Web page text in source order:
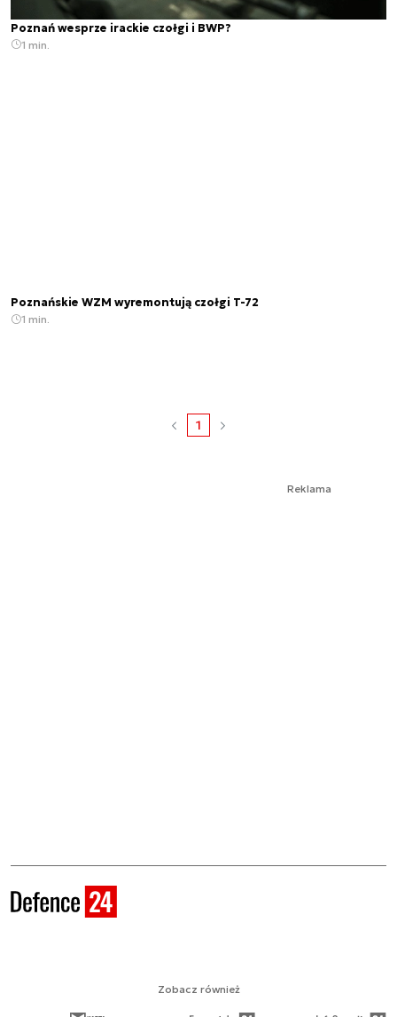
Poznań wesprze irackie czołgi i BWP?
1 min.
Poznańskie WZM wyremontują czołgi T-72
1 min.
1
Reklama
Zobacz również